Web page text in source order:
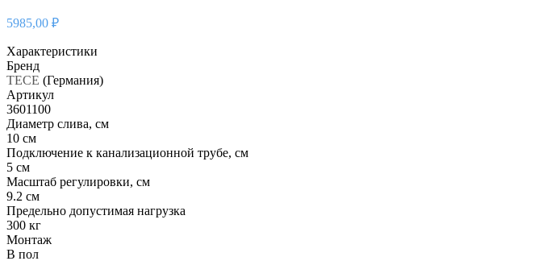
5985,00 ₽
Характеристики
Бренд
TECE (Германия)
Артикул
3601100
Диаметр слива, см
10 см
Подключение к канализационной трубе, см
5 см
Масштаб регулировки, см
9.2 см
Предельно допустимая нагрузка
300 кг
Монтаж
В пол